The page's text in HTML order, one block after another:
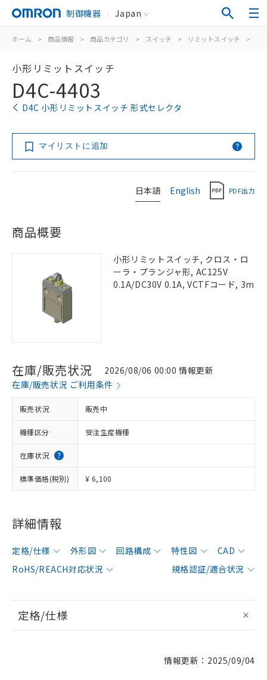
制御機器 Japan
ホーム > 商品情報 > 商品カテゴリ > スイッチ > リミットスイッチ >
小形リミットスイッチ
D4C-4403
D4C 小形リミットスイッチ 形式セレクタ
マイリストに追加
日本語 English PDF出力
商品概要
小形リミットスイッチ, クロス・ロ
ーラ・プランジャ形, AC125V
0.1A/DC30V 0.1A, VCTFコード, 3m
在庫/販売状況
2026/08/06 00:00 情報更新
在庫/販売状況 ご利用条件
販売状況 販売中
機種区分 受注生産機種
在庫状況
標準価格(税別) ¥ 6,100
詳細情報
定格/仕様 外形図 回路構成 特性図
CAD
RoHS/REACH対応状況
規格認証/適合状況
定格/仕様
情報更新：2025/09/04